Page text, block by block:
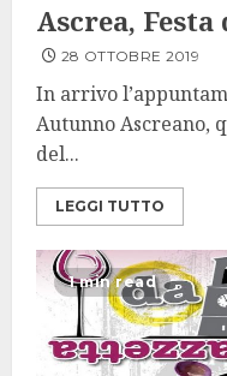
Ascrea,
28 OTTOBRE 2019
In arrivo
Autunno Ascreano,
del...
LEGGI TUTTO
1 min read